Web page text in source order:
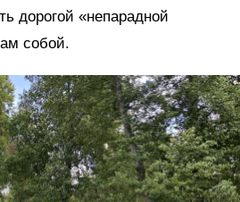
дорогой «непарадной
собой.